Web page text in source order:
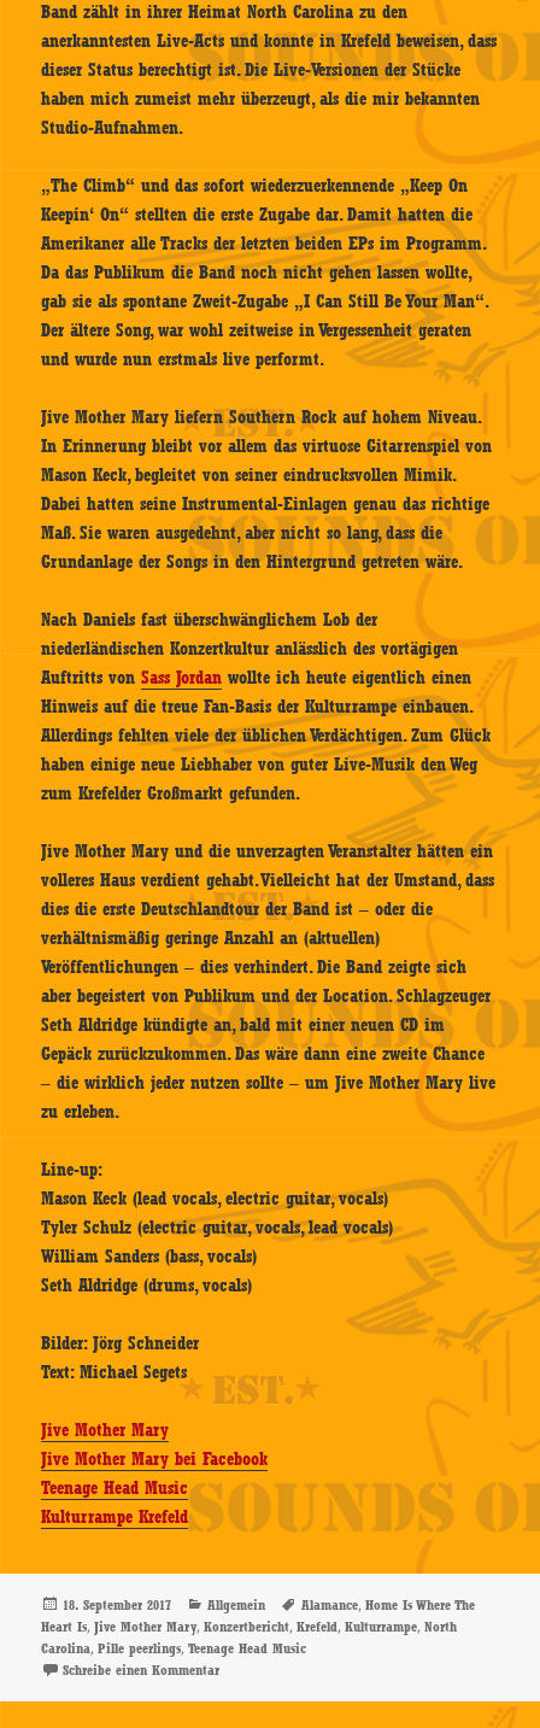
Band zählt in ihrer Heimat North Carolina zu den
anerkanntesten Live-Acts und konnte in Krefeld beweisen, dass
dieser Status berechtigt ist. Die Live-Versionen der Stücke
haben mich zumeist mehr überzeugt, als die mir bekannten
Studio-Aufnahmen.
„The Climb“ und das sofort wiederzuerkennende „Keep On
Keepin‘ On“ stellten die erste Zugabe dar. Damit hatten die
Amerikaner alle Tracks der letzten beiden EPs im Programm.
Da das Publikum die Band noch nicht gehen lassen wollte,
gab sie als spontane Zweit-Zugabe „I Can Still Be Your Man“.
Der ältere Song, war wohl zeitweise in Vergessenheit geraten
und wurde nun erstmals live performt.
Jive Mother Mary liefern Southern Rock auf hohem Niveau.
In Erinnerung bleibt vor allem das virtuose Gitarrenspiel von
Mason Keck, begleitet von seiner eindrucksvollen Mimik.
Dabei hatten seine Instrumental-Einlagen genau das richtige
Maß. Sie waren ausgedehnt, aber nicht so lang, dass die
Grundanlage der Songs in den Hintergrund getreten wäre.
Nach Daniels fast überschwänglichem Lob der
niederländischen Konzertkultur anlässlich des vortägigen
Auftritts vonSass Jordan wollte ich heute eigentlich einen
Hinweis auf die treue Fan-Basis der Kulturrampe einbauen.
Allerdings fehlten viele der üblichen Verdächtigen. Zum Glück
haben einige neue Liebhaber von guter Live-Musik den Weg
zum Krefelder Großmarkt gefunden.
Jive Mother Mary und die unverzagten Veranstalter hätten ein
volleres Haus verdient gehabt. Vielleicht hat der Umstand, dass
dies die erste Deutschlandtour der Band ist – oder die
verhältnismäßig geringe Anzahl an (aktuellen)
Veröffentlichungen – dies verhindert. Die Band zeigte sich
aber begeistert von Publikum und der Location. Schlagzeuger
Seth Aldridge kündigte an, bald mit einer neuen CD im
Gepäck zurückzukommen. Das wäre dann eine zweite Chance
– die wirklich jeder nutzen sollte – um Jive Mother Mary live
zu erleben.
Line-up:
Mason Keck (lead vocals, electric guitar, vocals)
Tyler Schulz (electric guitar, vocals, lead vocals)
William Sanders (bass, vocals)
Seth Aldridge (drums, vocals)
Bilder: Jörg Schneider
Text: Michael Segets
Jive Mother Mary
Jive Mother Mary bei Facebook
Teenage Head Music
Kulturrampe Krefeld
Veröffentlicht
am
18. September 2017 Kategorien
Allgemein Schlagwörter
Alamance,Home Is Where The
Heart Is,Jive Mother Mary,Konzertbericht,Krefeld,Kulturrampe,North
Carolina,Pille peerlings,Teenage Head Music
Schreibe einen Kommentarzu Jive Mother Mary, 16.09.2017, Kulturrampe,